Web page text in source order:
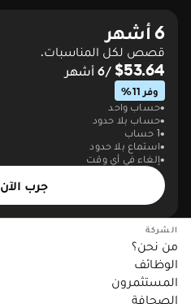
6 أشهر
قصص لكل المناسبات.
$53.64 /6 أشهر
وفر 11%
حساب واحد
حساب بلا حدود
1 حساب
استماع بلا حدود
إلغاء في أي وقت
جرب الآن
الشركة
من نحن؟
الوظائف
المستثمرون
الصحافة